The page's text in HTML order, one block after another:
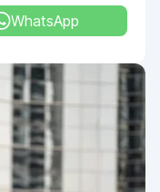
WhatsApp